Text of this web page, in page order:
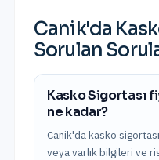
Canik'da
Sorulan
Kasko Sigortası
ne kadar?
Canik'da kasko
veya varlık bilgileri ve